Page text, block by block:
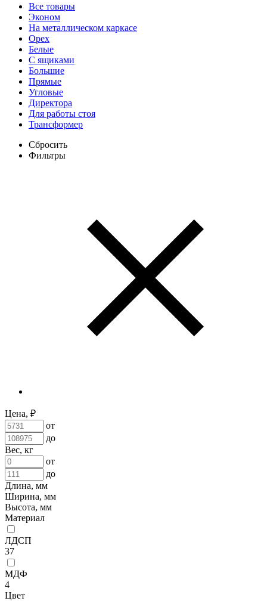
Все товары
Эконом
На металлическом каркасе
Орех
Белые
С ящиками
Большие
Прямые
Угловые
Директора
Для работы стоя
Трансформер
Сбросить
Фильтры
Цена, ₽
от
до
Вес, кг
от
до
Длина, мм
Ширина, мм
Высота, мм
Материал
ЛДСП
37
МДФ
4
Цвет